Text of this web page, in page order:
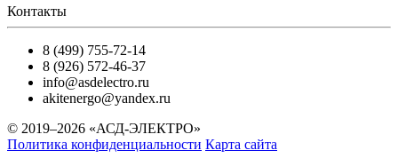
Контакты
8 (499) 755-72-14
8 (926) 572-46-37
info@asdelectro.ru
akitenergo@yandex.ru
© 2019–2026 «АСД-ЭЛЕКТРО»
Политика конфиденциальности Карта сайта